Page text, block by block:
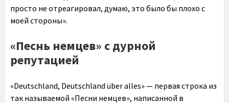
просто не отреагировал, думаю, это было бы плохо с
моей стороны».
«Песнь немцев» с дурной
репутацией
«Deutschland, Deutschland über alles» — первая строка из
так называемой «Песни немцев», написанной в